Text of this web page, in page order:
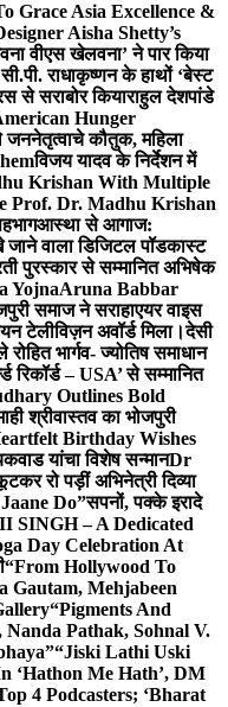
Grace Asia Excellence &
Aisha Shetty’s
वीएस खेलवना’ ने पार किया
राधाकृष्णन के हाथों ‘बेस्ट
से सराबोर कियाराहुल देशपांडे
Hunger
जननेतृत्वाचे कौतुक, महिला
विजय यादव के निर्देशन में
Krishan With Multiple
Prof. Dr. Madhu Krishan
आस्था से आगाज:
जाने वाला डिजिटल पॉडकास्ट
पुरस्कार से सम्मानित अभिषेक
YojnaAruna Babbar
समाज ने सराहाएयर वाइस
टेलीविज़न अवॉर्ड मिला।देसी
भार्गव- ज्योतिष समाधान
– USA’ से सम्मानित
Outlines Bold
श्रीवास्तव का भोजपुरी
Birthday Wishes
यांचा विशेष सन्मानDr
रो पड़ीं अभिनेत्री दिव्या
Do”सपनों, पक्के इरादे
SINGH – A Dedicated
Day Celebration At
“From Hollywood To
Gautam, Mehjabeen
“Pigments And
Pathak, Sohnal V.
“Jiski Lathi Uski
‘Hathon Me Hath’, DM
4 Podcasters; ‘Bharat